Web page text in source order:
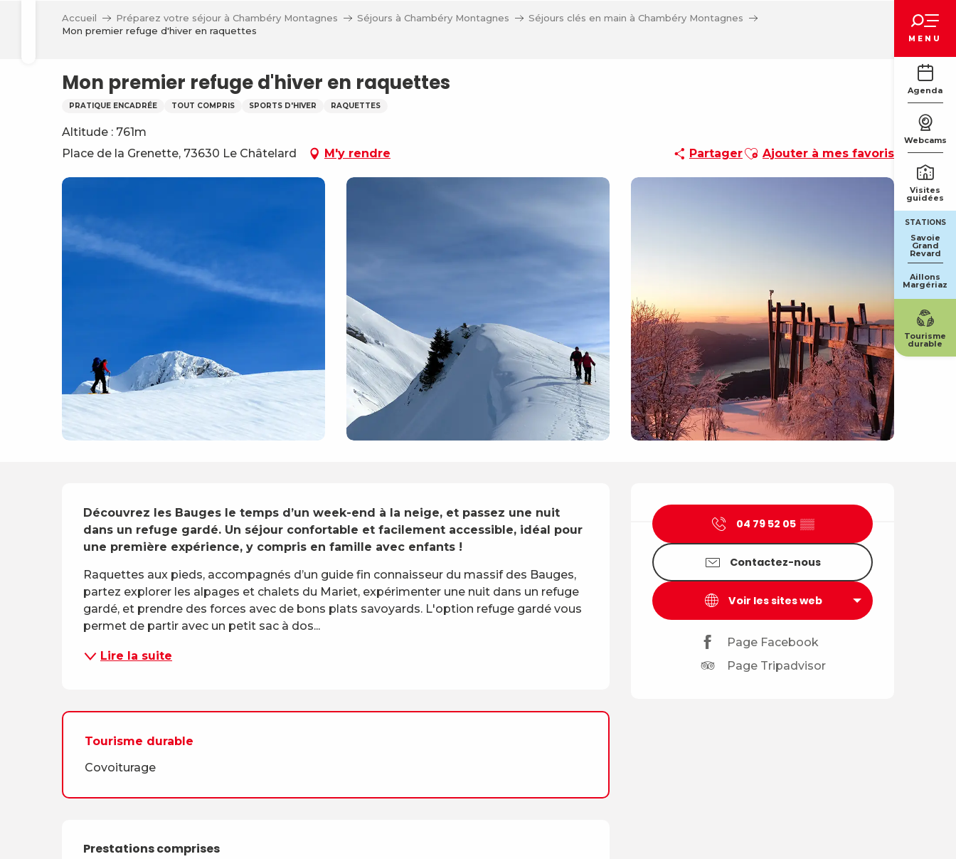
Recherche MENU
Agenda
Webcams
Visites
guidées
STATIONS
Savoie
Grand
Revard
Aillons
Margériaz
Tourisme
durable
Accueil Préparez votre séjour à Chambéry Montagnes Séjours à Chambéry Montagnes
Séjours clés en main à Chambéry Montagnes
Mon premier refuge d'hiver en raquettes
Mon premier refuge d'hiver en raquettes
PRATIQUE ENCADRÉE TOUT COMPRIS SPORTS D'HIVER RAQUETTES
Altitude : 761m
Place de la Grenette, 73630 Le Châtelard
M'y rendre PartagerAjouter aux favoris
Ajouter à mes favoris
Ouverture et
04 79 52 05 ▒▒
Contactez-nous
Voir les sites web
Page Facebook
Page Tripadvisor
Description
Découvrez les Bauges le temps d’un week-end à la neige, et passez une nuit
dans un refuge gardé. Un séjour confortable et facilement accessible, idéal pour
une première expérience, y compris en famille avec enfants !
Raquettes aux pieds, accompagnés d’un guide fin connaisseur du massif des Bauges,
partez explorer les alpages et chalets du Mariet, expérimenter une nuit dans un refuge
gardé, et prendre des forces avec de bons plats savoyards. L'option refuge gardé vous
permet de partir avec un petit sac à dos...
Lire la suite
Tourisme durable
Covoiturage
Prestations comprises
Prestations comprises